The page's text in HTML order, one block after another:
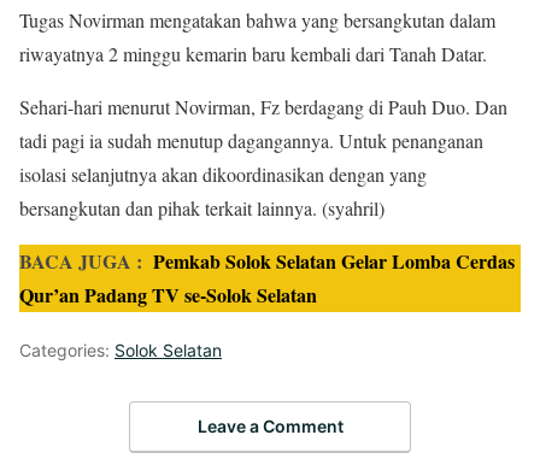
Tugas Novirman mengatakan bahwa yang bersangkutan dalam
riwayatnya 2 minggu kemarin baru kembali dari Tanah Datar.
Sehari-hari menurut Novirman, Fz berdagang di Pauh Duo. Dan
tadi pagi ia sudah menutup dagangannya. Untuk penanganan
isolasi selanjutnya akan dikoordinasikan dengan yang
bersangkutan dan pihak terkait lainnya. (syahril)
BACA JUGA : Pemkab Solok Selatan Gelar Lomba Cerdas
Qur’an Padang TV se-Solok Selatan
Categories: Solok Selatan
Leave a Comment